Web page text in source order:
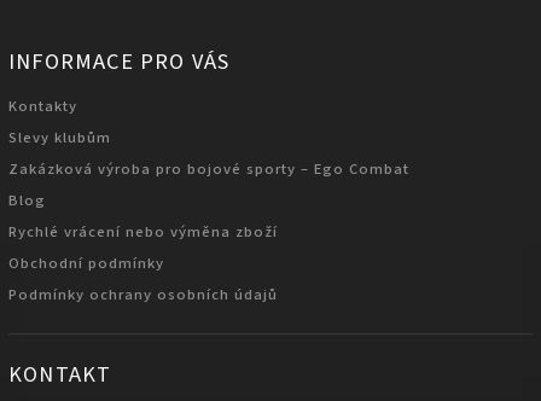
INFORMACE PRO VÁS
Kontakty
Slevy klubům
Zakázková výroba pro bojové sporty – Ego Combat
Blog
Rychlé vrácení nebo výměna zboží
Obchodní podmínky
Podmínky ochrany osobních údajů
KONTAKT